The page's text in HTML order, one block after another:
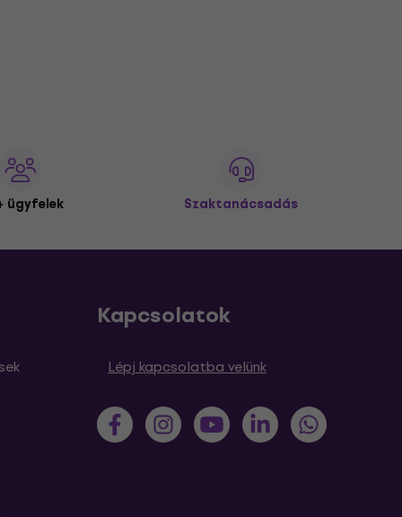
ügyfelek Szaktanácsadás
Kapcsolatok
Lépj kapcsolatba velünk